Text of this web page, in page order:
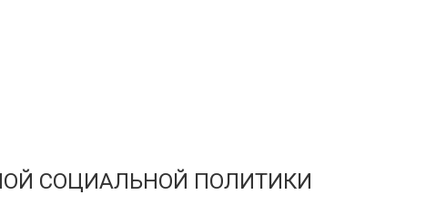
СОЦИАЛЬНОЙ ПОЛИТИКИ